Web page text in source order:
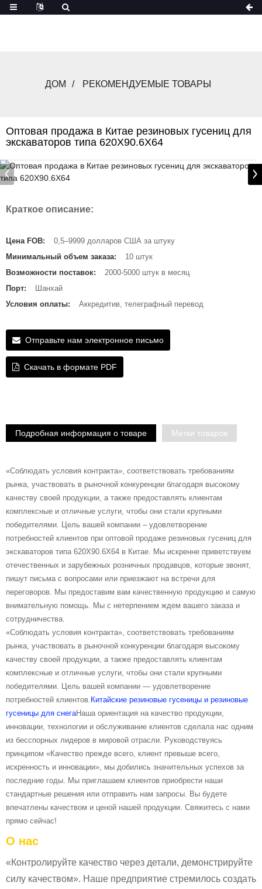
ДОМ РЕКОМЕНДУЕМЫЕ ТОВАРЫ
Оптовая продажа в Китае резиновых гусениц для
экскаваторов типа 620X90.6X64
Краткое описание:
Цена FOB:
0,5–9999 долларов США за штуку
Минимальный объем заказа:
10 штук
Возможности поставок:
2000-5000 штук в месяц
Порт:
Шанхай
Условия оплаты:
Аккредитив, телеграфный перевод
Отправьте нам электронное письмо
Скачать в формате PDF
Подробная информация о товаре Метки товаров
«Соблюдать условия контракта», соответствовать требованиям
рынка, участвовать в рыночной конкуренции благодаря высокому
качеству своей продукции, а также предоставлять клиентам
комплексные и отличные услуги, чтобы они стали крупными
победителями. Цель вашей компании – удовлетворение
потребностей клиентов при оптовой продаже резиновых гусениц для
экскаваторов типа 620X90.6X64 в Китае. Мы искренне приветствуем
отечественных и зарубежных розничных продавцов, которые звонят,
пишут письма с вопросами или приезжают на встречи для
переговоров. Мы предоставим вам качественную продукцию и самую
внимательную помощь. Мы с нетерпением ждем вашего заказа и
сотрудничества.
«Соблюдать условия контракта», соответствовать требованиям
рынка, участвовать в рыночной конкуренции благодаря высокому
качеству своей продукции, а также предоставлять клиентам
комплексные и отличные услуги, чтобы они стали крупными
победителями. Цель вашей компании — удовлетворение
потребностей клиентов. Китайские резиновые гусеницы и резиновые
гусеницы для снегаНаша ориентация на качество продукции,
инновации, технологии и обслуживание клиентов сделала нас одним
из бесспорных лидеров в мировой отрасли. Руководствуясь
принципом «Качество прежде всего, клиент превыше всего,
искренность и инновации», мы добились значительных успехов за
последние годы. Мы приглашаем клиентов приобрести наши
стандартные решения или отправить нам запросы. Вы будете
впечатлены качеством и ценой нашей продукции. Свяжитесь с нами
прямо сейчас!
О нас
«Контролируйте качество через детали, демонстрируйте
силу качеством». Наше предприятие стремилось создать